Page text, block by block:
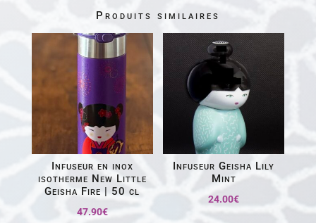
Produits similaires
Infuseur en inox
isotherme New Little
Geisha Fire | 50 cl
47.90€
Infuseur Geisha Lily
Mint
24.00€